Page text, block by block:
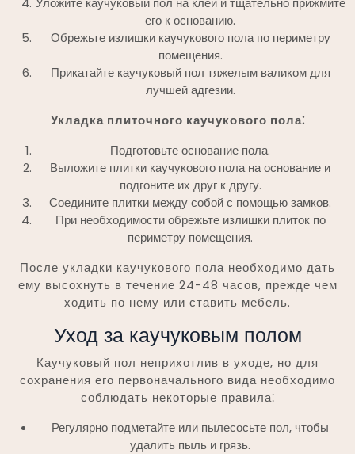
его к основанию.
Обрежьте излишки каучукового пола по периметру
помещения.
Прикатайте каучуковый пол тяжелым валиком для
лучшей адгезии.
Укладка плиточного каучукового пола⁚
Подготовьте основание пола.
Выложите плитки каучукового пола на основание и
подгоните их друг к другу.
Соедините плитки между собой с помощью замков.
При необходимости обрежьте излишки плиток по
периметру помещения.
После укладки каучукового пола необходимо дать
ему высохнуть в течение 24-48 часов, прежде чем
ходить по нему или ставить мебель.
Уход за каучуковым полом
Каучуковый пол неприхотлив в уходе, но для
сохранения его первоначального вида необходимо
соблюдать некоторые правила⁚
Регулярно подметайте или пылесосьте пол, чтобы
удалить пыль и грязь.